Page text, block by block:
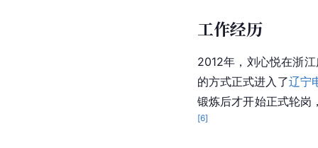
工作经历
2012年，刘心悦在浙
的方式正式进入了辽宁
锻炼后才开始正式轮岗
[6]